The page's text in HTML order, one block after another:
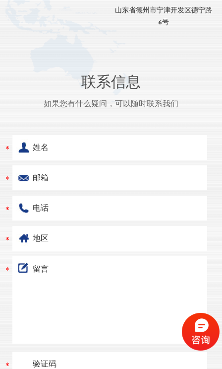
山东省德州市宁津开发区德宁路
6号
联系信息
如果您有什么疑问，可以随时联系我们